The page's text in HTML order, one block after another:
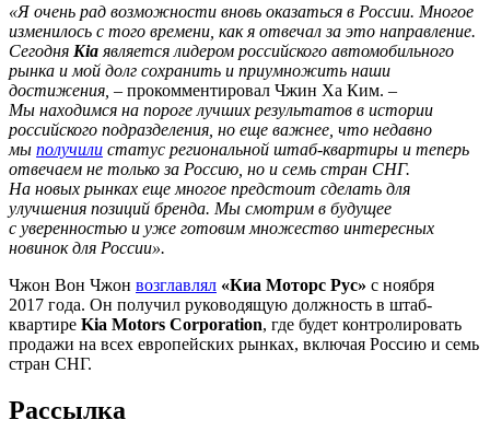
«Я очень рад возможности вновь оказаться в России. Многое
изменилось с того времени, как я отвечал за это направление.
Сегодня Kia является лидером российского автомобильного
рынка и мой долг сохранить и приумножить наши
достижения, – прокомментировал Чжин Ха Ким. –
Мы находимся на пороге лучших результатов в истории
российского подразделения, но еще важнее, что недавно
мы получили статус региональной штаб-квартиры и теперь
отвечаем не только за Россию, но и семь стран СНГ.
На новых рынках еще многое предстоит сделать для
улучшения позиций бренда. Мы смотрим в будущее
с уверенностью и уже готовим множество интересных
новинок для России».
Чжон Вон Чжон возглавлял «Киа Моторс Рус» с ноября
2017 года. Он получил руководящую должность в штаб-
квартире Kia Motors Corporation, где будет контролировать
продажи на всех европейских рынках, включая Россию и семь
стран СНГ.
Рассылка